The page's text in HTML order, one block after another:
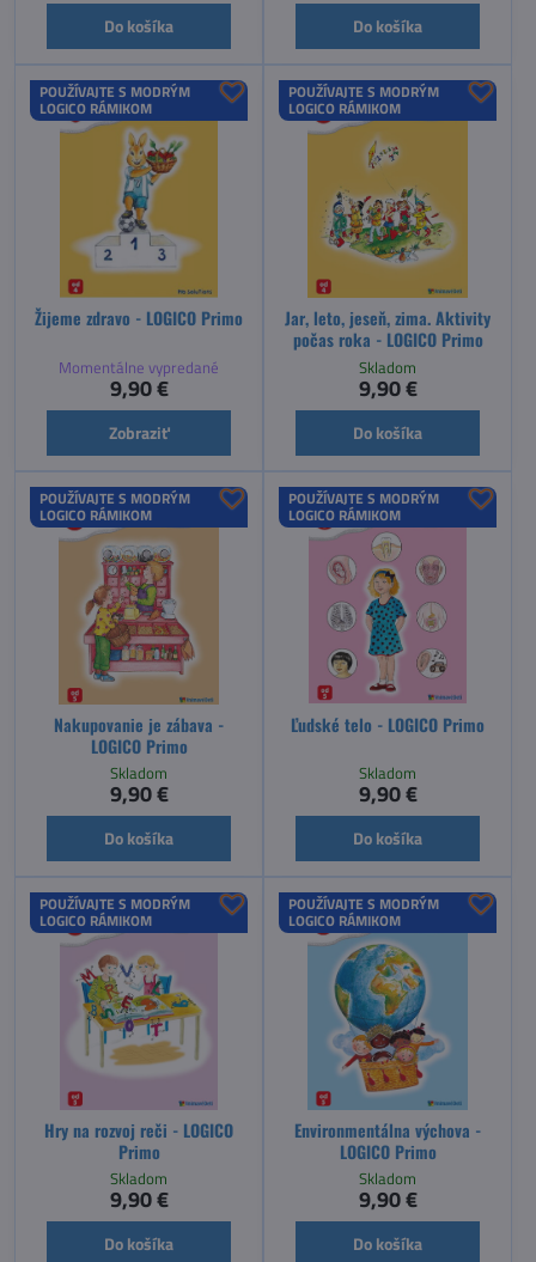
Do košíka Do košíka
POUŽÍVAJTE S MODRÝM
LOGICO RÁMIKOM
Žijeme zdravo - LOGICO Primo
Momentálne vypredané
9,90 €
Zobraziť
POUŽÍVAJTE S MODRÝM
LOGICO RÁMIKOM
Jar, leto, jeseň, zima. Aktivity
počas roka - LOGICO Primo
Skladom
9,90 €
Do košíka
POUŽÍVAJTE S MODRÝM
LOGICO RÁMIKOM
Nakupovanie je zábava -
LOGICO Primo
Skladom
9,90 €
Do košíka
POUŽÍVAJTE S MODRÝM
LOGICO RÁMIKOM
Ľudské telo - LOGICO Primo
Skladom
9,90 €
Do košíka
POUŽÍVAJTE S MODRÝM
LOGICO RÁMIKOM
Hry na rozvoj reči - LOGICO
Primo
Skladom
9,90 €
Do košíka
POUŽÍVAJTE S MODRÝM
LOGICO RÁMIKOM
Environmentálna výchova -
LOGICO Primo
Skladom
9,90 €
Do košíka